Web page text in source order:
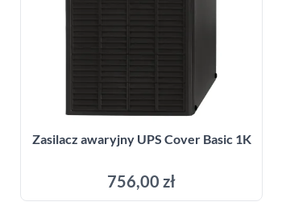
Zasilacz awaryjny UPS Cover Basic 1K
756,00 zł